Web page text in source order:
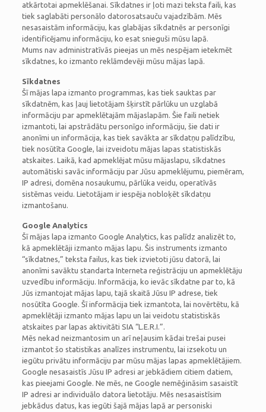
atkārtotai apmeklēšanai. Sīkdatnes ir ļoti mazi teksta faili, kas
tiek saglabāti personālo datorosatsauču vajadzībām. Mēs
nesasaistām informāciju, kas glabājas sīkdatnēs ar personīgi
identificējamu informāciju, ko esat snieguši mūsu lapā.
Mums nav administratīvās pieejas un mēs nespējam ietekmēt
sīkdatnes, ko izmanto reklāmdevēji mūsu mājas lapā.
Sīkdatnes
Šī mājas lapa izmanto programmas, kas tiek sauktas par
sīkdatnēm, kas ļauj lietotājam šķirstīt pārlūku un uzglabā
informāciju par apmeklētajām mājaslapām. Šie faili netiek
izmantoti, lai apstrādātu personīgo informāciju, šie dati ir
anonīmi un informācija, kas tiek savākta ar sīkdatņu palīdzību,
tiek nosūtīta Google, lai izveidotu mājas lapas statistiskās
atskaites. Laikā, kad apmeklējat mūsu mājaslapu, sīkdatnes
automātiski savāc informāciju par Jūsu apmeklējumu, piemēram,
IP adresi, domēna nosaukumu, pārlūka veidu, operatīvās
sistēmas veidu. Lietotājam ir iespēja nobloķēt sīkdatņu
izmantošanu.
Google Analytics
Šī mājas lapa izmanto Google Analytics, kas palīdz analizēt to,
kā apmeklētāji izmanto mājas lapu. Šis instruments izmanto
“sīkdatnes,” teksta failus, kas tiek izvietoti jūsu datorā, lai
anonīmi savāktu standarta Interneta reģistrāciju un apmeklētāju
uzvedību informāciju. Informācija, ko ievāc sīkdatne par to, kā
Jūs izmantojat mājas lapu, tajā skaitā Jūsu IP adrese, tiek
nosūtīta Google. Šī informācija tiek izmantota, lai novērtētu, kā
apmeklētāji izmanto mājas lapu un lai veidotu statistiskās
atskaites par lapas aktivitāti SIA “L.E.R.I.”.
Mēs nekad neizmantosim un arī neļausim kādai trešai pusei
izmantot šo statistikas analīzes instrumentu, lai izsekotu un
iegūtu privātu informāciju par mūsu mājas lapas apmeklētājiem.
Google nesasaistīs Jūsu IP adresi ar jebkādiem citiem datiem,
kas pieejami Google. Ne mēs, ne Google nemēģināsim sasaistīt
IP adresi ar individuālo datora lietotāju. Mēs nesasaistīsim
jebkādus datus, kas iegūti šajā mājas lapā ar personiski